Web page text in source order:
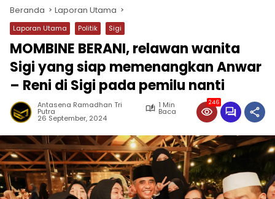
Beranda Laporan Utama
Laporan Utama Politik Sigi
MOMBINE BERANI, relawan wanita
Sigi yang siap memenangkan Anwar
– Reni di Sigi pada pemilu nanti
Antasena Ramadhan Tri
Putra
1 Min
Baca
26 September, 2024
246